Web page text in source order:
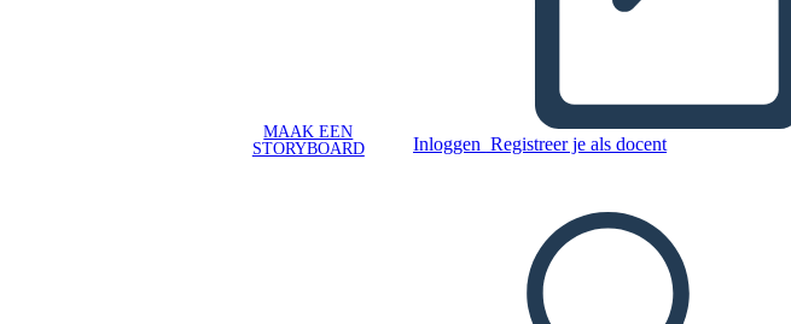
MAAK EEN
STORYBOARD
Inloggen Registreer je als docent